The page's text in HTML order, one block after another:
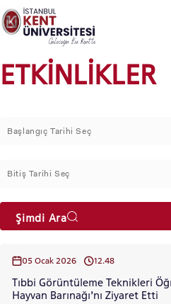
Lütfen
dikkat:
Bu
sitesi
bir
ETKİNLİKLER
Şimdi Ara
05 Ocak 2026 12.48
Tıbbi Görüntüleme Teknikleri
Hayvan Barınağı’nı Ziyaret Etti